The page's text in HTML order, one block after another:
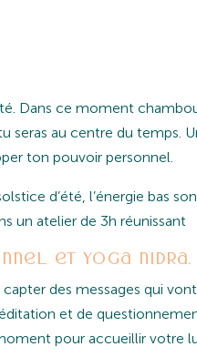
Dans ce moment
seras au centre du temps.
ton pouvoir personnel.
d’été, l’énergie bas
un atelier de 3h réunissant
et yoga nidra.
des messages qui
et de
pour accueillir votre